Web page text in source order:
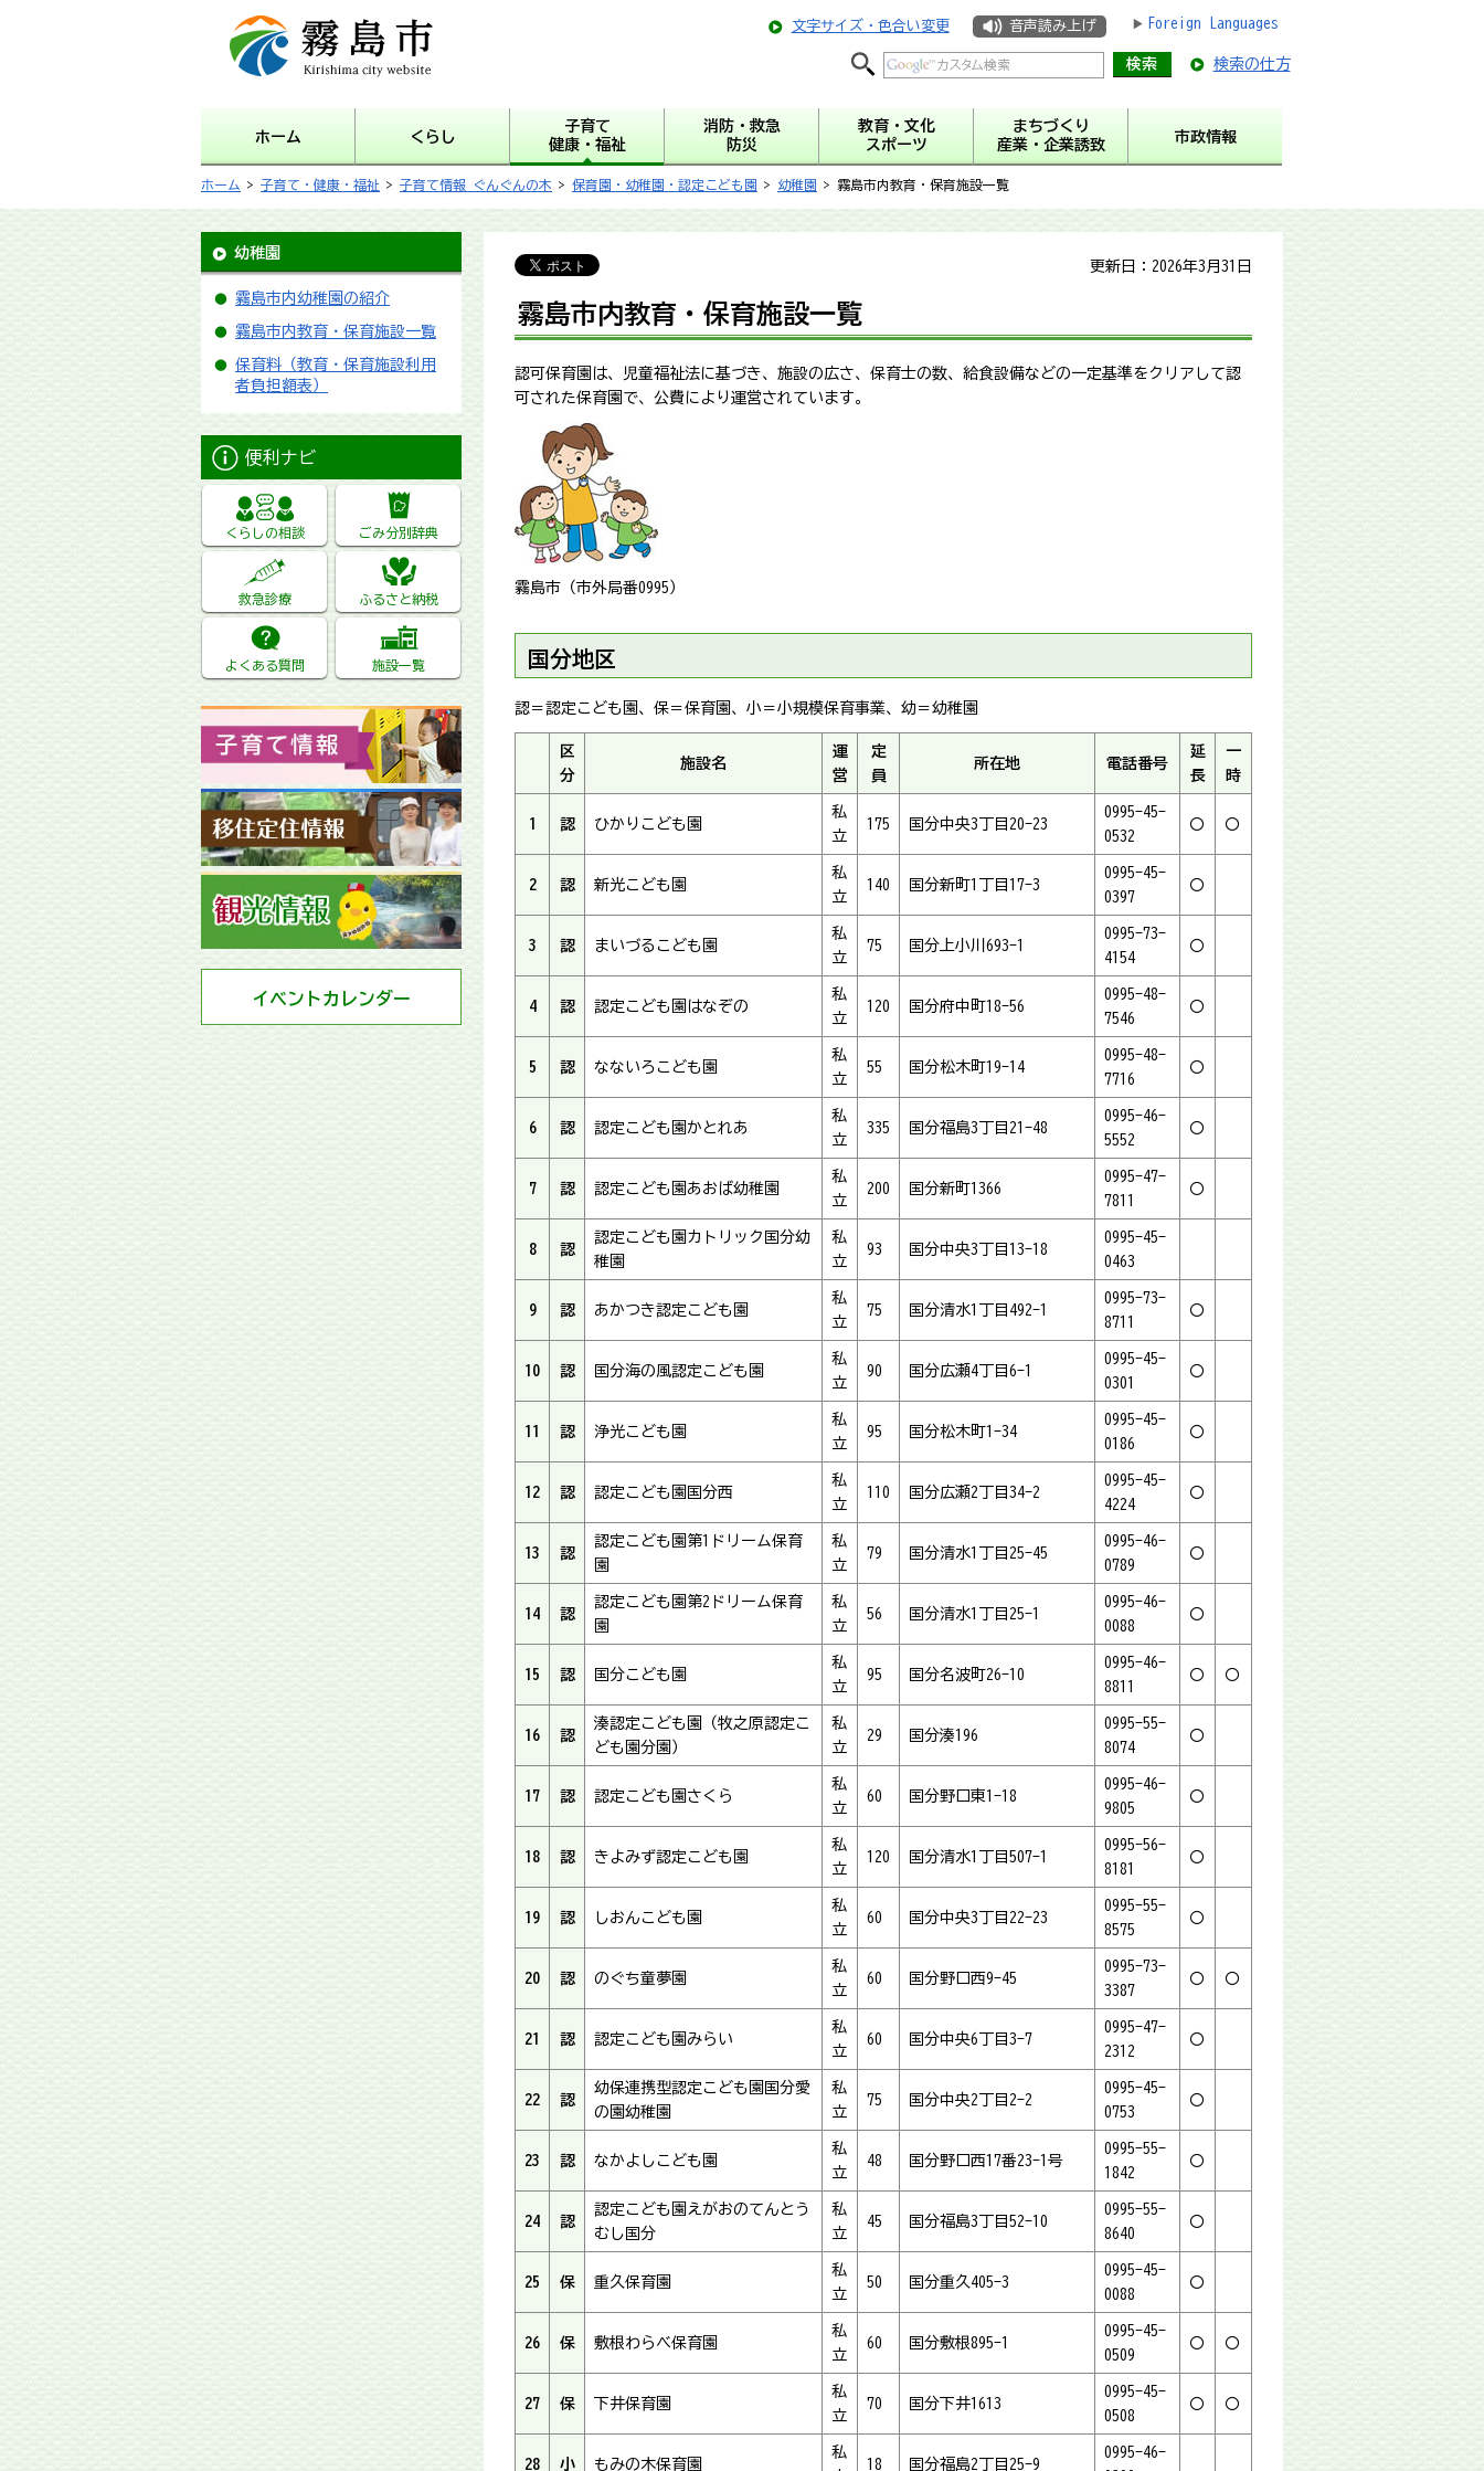
霧島市 Kirishima city
website
文字サイズ・色合い変更 音声読み上げ Foreign Languages
検索の仕方
ホーム くらし
子育て
健康・福祉
消防・救急
防災
教育・文化
スポーツ
まちづくり
産業・企業誘致
市政情報
ホーム > 子育て・健康・福祉 > 子育て情報 ぐんぐんの木 > 保育園・幼稚園・認定こども園 > 幼稚園 > 霧島市内教育・保育施設一覧
幼稚園
霧島市内幼稚園の紹介
霧島市内教育・保育施設一覧
保育料（教育・保育施設利用
者負担額表）
便利ナビ
くらしの相談 ごみ分別辞典
救急診療 ふるさと納税
よくある質問 施設一覧
イベントカレンダー
更新日：2026年3月31日
霧島市内教育・保育施設一覧
認可保育園は、児童福祉法に基づき、施設の広さ、保育士の数、給食設備などの一定基準をクリアして認
可された保育園で、公費により運営されています。
霧島市（市外局番0995）
国分地区
認＝認定こども園、保＝保育園、小＝小規模保育事業、幼＝幼稚園
区
分
施設名
運
営
定
員
所在地 電話番号
延
長
一
時
1 認 ひかりこども園
私
立
175 国分中央3丁目20-23
0995-45-
0532
〇 〇
2 認 新光こども園
私
立
140 国分新町1丁目17-3
0995-45-
0397
〇
3 認 まいづるこども園
私
立
75 国分上小川693-1
0995-73-
4154
〇
4 認 認定こども園はなぞの
私
立
120 国分府中町18-56
0995-48-
7546
〇
5 認 なないろこども園
私
立
55 国分松木町19-14
0995-48-
7716
〇
6 認 認定こども園かとれあ
私
立
335 国分福島3丁目21-48
0995-46-
5552
〇
7 認 認定こども園あおば幼稚園
私
立
200 国分新町1366
0995-47-
7811
〇
8 認
認定こども園カトリック国分幼
稚園
私
立
93 国分中央3丁目13-18
0995-45-
0463
9 認 あかつき認定こども園
私
立
75 国分清水1丁目492-1
0995-73-
8711
〇
10 認 国分海の風認定こども園
私
立
90 国分広瀬4丁目6-1
0995-45-
0301
〇
11 認 浄光こども園
私
立
95 国分松木町1-34
0995-45-
0186
〇
12 認 認定こども園国分西
私
立
110 国分広瀬2丁目34-2
0995-45-
4224
〇
13 認
認定こども園第1ドリーム保育
園
私
立
79 国分清水1丁目25-45
0995-46-
0789
〇
14 認
認定こども園第2ドリーム保育
園
私
立
56 国分清水1丁目25-1
0995-46-
0088
〇
15 認 国分こども園
私
立
95 国分名波町26-10
0995-46-
8811
〇 〇
16 認
湊認定こども園（牧之原認定こ
ども園分園）
私
立
29 国分湊196
0995-55-
8074
〇
17 認 認定こども園さくら
私
立
60 国分野口東1-18
0995-46-
9805
〇
18 認 きよみず認定こども園
私
立
120 国分清水1丁目507-1
0995-56-
8181
〇
19 認 しおんこども園
私
立
60 国分中央3丁目22-23
0995-55-
8575
〇
20 認 のぐち童夢園
私
立
60 国分野口西9-45
0995-73-
3387
〇 〇
21 認 認定こども園みらい
私
立
60 国分中央6丁目3-7
0995-47-
2312
〇
22 認
幼保連携型認定こども園国分愛
の園幼稚園
私
立
75 国分中央2丁目2-2
0995-45-
0753
〇
23 認 なかよしこども園
私
立
48 国分野口西17番23-1号
0995-55-
1842
〇
24 認
認定こども園えがおのてんとう
むし国分
私
立
45 国分福島3丁目52-10
0995-55-
8640
〇
25 保 重久保育園
私
立
50 国分重久405-3
0995-45-
0088
〇
26 保 敷根わらべ保育園
私
立
60 国分敷根895-1
0995-45-
0509
〇 〇
27 保 下井保育園
私
立
70 国分下井1613
0995-45-
0508
〇 〇
28 小 もみの木保育園
私
18 国分福島2丁目25-9
0995-46-